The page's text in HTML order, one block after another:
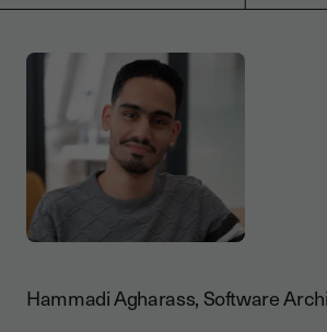
Hammadi Agharass, Software